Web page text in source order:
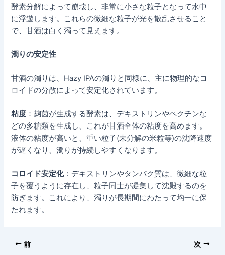
酵素分解によって崩壊し、非常に小さな粒子となって水中
に浮遊します。これらの微細な粒子が光を散乱させること
で、甘酒は白く濁って見えます。
濁りの安定性
甘酒の濁りは、Hazy IPAの濁りと同様に、主に物理的なコ
ロイドの分散によって安定化されています。
粘度 ：麹菌が生成する酵素は、デキストリンやペクチンな
どの多糖類を生成し、これが甘酒全体の粘度を高めます。
液体の粘度が高いと、重い粒子(未分解の米粒等)の沈降速度
が遅くなり、濁りが持続しやすくなります。
コロイド安定化：デキストリンやタンパク質は、微細な粒
子を覆うように存在し、粒子同士が凝集して沈殿するのを
防ぎます。これにより、濁りが長期間にわたって均一に保
たれます。
前 次